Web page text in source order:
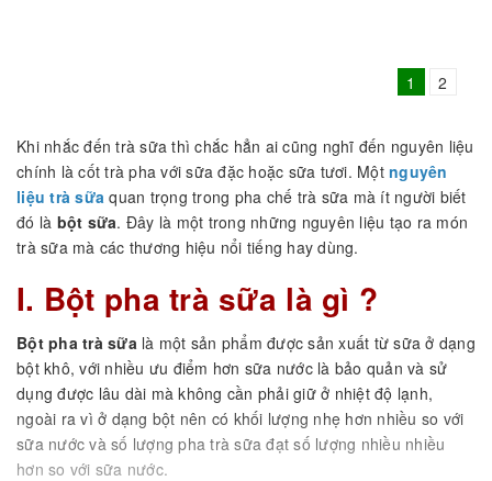
1 2
Khi nhắc đến trà sữa thì chắc hẳn ai cũng nghĩ đến nguyên liệu
chính là cốt trà pha với sữa đặc hoặc sữa tươi. Một nguyên
liệu trà sữa quan trọng trong pha chế trà sữa mà ít người biết
đó là bột sữa. Đây là một trong những nguyên liệu tạo ra món
trà sữa mà các thương hiệu nổi tiếng hay dùng.
I. Bột pha trà sữa là gì ?
Bột pha trà sữa là một sản phẩm được sản xuất từ sữa ở dạng
bột khô, với nhiều ưu điểm hơn sữa nước là bảo quản và sử
dụng được lâu dài mà không cần phải giữ ở nhiệt độ lạnh,
ngoài ra vì ở dạng bột nên có khối lượng nhẹ hơn nhiều so với
sữa nước và số lượng pha trà sữa đạt số lượng nhiều nhiều
hơn so với sữa nước.